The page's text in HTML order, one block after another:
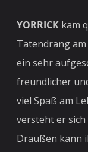
YORRICK kam
Tatendrang am
ein sehr
freundlicher
viel Spaß am
versteht er
Draußen kann